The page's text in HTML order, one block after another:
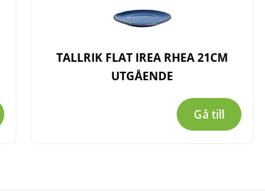
TALLRIK FLAT IREA RHEA 21CM
UTGÅENDE
Gå till